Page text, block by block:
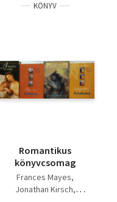
KÖNYV
Romantikus
könyvcsomag
Frances Mayes
Jonathan Kirsch